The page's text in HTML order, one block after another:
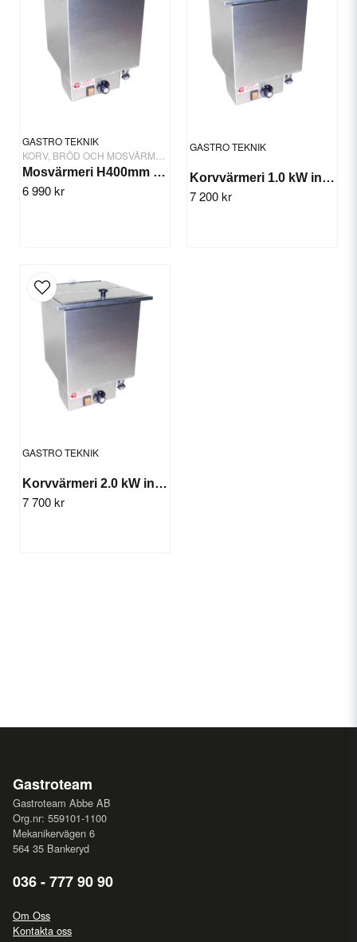
GASTRO TEKNIK
Mosvärmeri H400mm 320x320 mm
6 990 kr
GASTRO TEKNIK
Korvvärmeri 1.0 kW inkl. avdelare
7 200 kr
GASTRO TEKNIK
Korvvärmeri 2.0 kW inkl. avdelare
7 700 kr
Yttermått: 320x320x400 mm
Yes, you can publish my question.
Gastroteam
Gastroteam Abbe AB
Org.nr: 559101-1100
Mekanikervägen 6
564 35 Bankeryd
036 - 777 90 90
Om Oss
Kontakta oss